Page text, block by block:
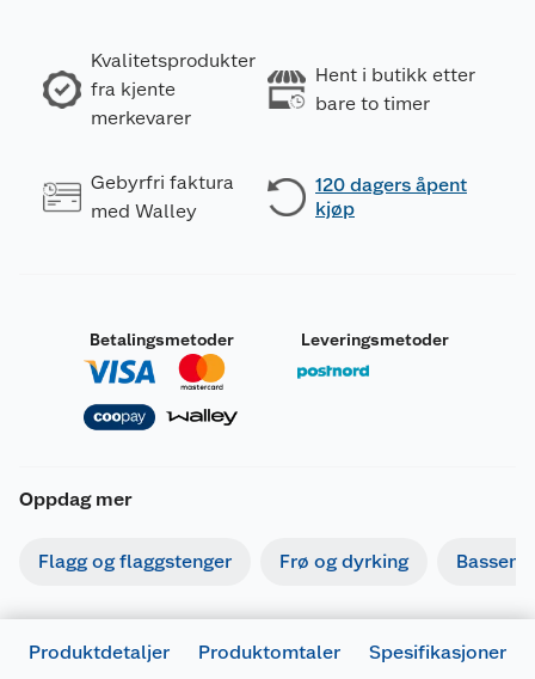
Kvalitetsprodukter
fra kjente
merkevarer
Hent i butikk etter
bare to timer
Gebyrfri faktura
med Walley
120 dagers åpent
kjøp
Betalingsmetoder Leveringsmetoder
Oppdag mer
Flagg og flaggstenger Frø og dyrking Basseng
Produktdetaljer Produktomtaler Spesifikasjoner